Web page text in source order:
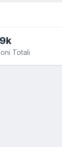
Totali